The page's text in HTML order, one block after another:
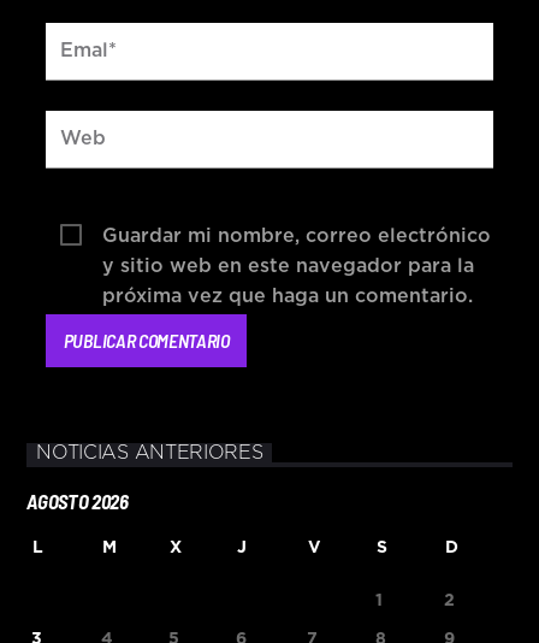
Guardar mi nombre, correo electrónico
y sitio web en este navegador para la
próxima vez que haga un comentario.
NOTICIAS ANTERIORES
AGOSTO 2026
L M X J V S D
1 2
3 4 5 6 7 8 9